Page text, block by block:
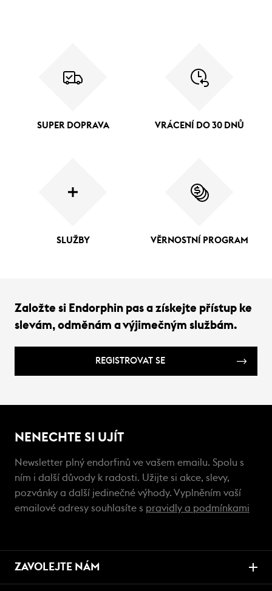
SUPER DOPRAVA VRÁCENÍ DO 30 DNŮ
SLUŽBY VĚRNOSTNÍ PROGRAM
Založte si Endorphin pas a získejte přístup ke
slevám, odměnám a výjimečným službám.
REGISTROVAT SE
NENECHTE SI UJÍT
Newsletter plný endorfinů ve vašem emailu. Spolu s
ním i další důvody k radosti. Užijte si akce, slevy,
pozvánky a další jedinečné výhody. Vyplněním vaší
emailové adresy souhlasíte s pravidly a podmínkami
ZAVOLEJTE NÁM